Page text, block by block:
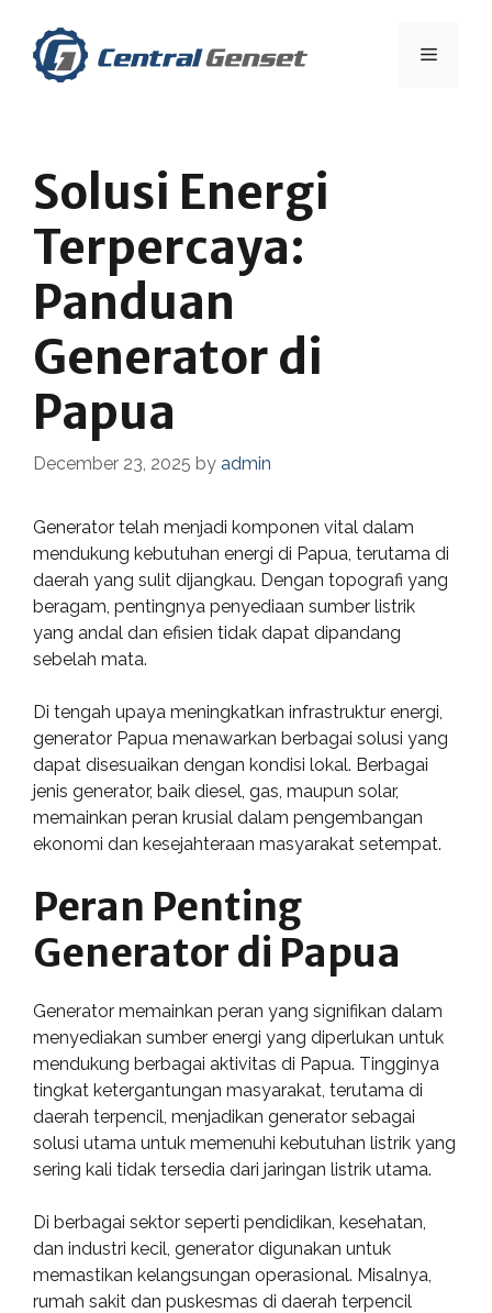
content
Menu
Solusi Energi
Terpercaya:
Panduan
Generator di
Papua
December 23, 2025 by admin
Generator telah menjadi komponen vital dalam
mendukung kebutuhan energi di Papua, terutama di
daerah yang sulit dijangkau. Dengan topografi yang
beragam, pentingnya penyediaan sumber listrik
yang andal dan efisien tidak dapat dipandang
sebelah mata.
Di tengah upaya meningkatkan infrastruktur energi,
generator Papua menawarkan berbagai solusi yang
dapat disesuaikan dengan kondisi lokal. Berbagai
jenis generator, baik diesel, gas, maupun solar,
memainkan peran krusial dalam pengembangan
ekonomi dan kesejahteraan masyarakat setempat.
Peran Penting
Generator di Papua
Generator memainkan peran yang signifikan dalam
menyediakan sumber energi yang diperlukan untuk
mendukung berbagai aktivitas di Papua. Tingginya
tingkat ketergantungan masyarakat, terutama di
daerah terpencil, menjadikan generator sebagai
solusi utama untuk memenuhi kebutuhan listrik yang
sering kali tidak tersedia dari jaringan listrik utama.
Di berbagai sektor seperti pendidikan, kesehatan,
dan industri kecil, generator digunakan untuk
memastikan kelangsungan operasional. Misalnya,
rumah sakit dan puskesmas di daerah terpencil